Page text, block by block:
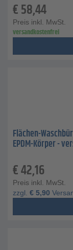
€58,44
Preis inkl. MwSt.
versandkostenfrei
Flächen-
EPDM-Körper -
€42,16
Preis inkl. MwSt.
zzgl. € 5,90